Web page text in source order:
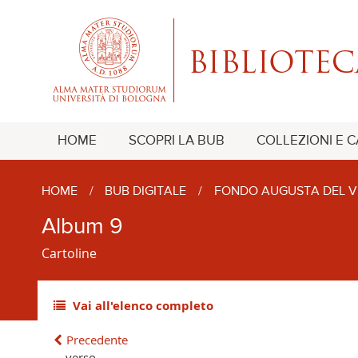
HOME SCOPRI LA BUB COLLEZIONI E
HOME / BUB DIGITALE / FONDO AUGUSTA DEL
Album 9
Cartoline
Vai all'elenco completo
Precedente